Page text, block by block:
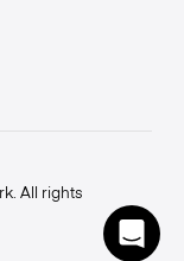
All rights